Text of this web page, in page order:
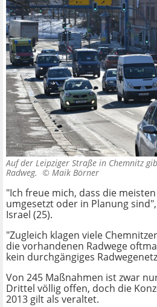
Auf der Leipziger Straße in Chemnitz
Radweg. © Maik Börner
"Ich freue mich, dass die
umgesetzt oder in Planung
Israel (25).
"Zugleich klagen viele
die vorhandenen Radwege
kein durchgängiges
Von 245 Maßnahmen ist zwar
Drittel völlig offen, doch die
2013 gilt als veraltet.